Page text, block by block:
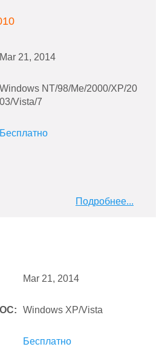
Mar 21, 2014
Windows NT/98/Me/2000/XP/20
03/Vista/7
Бесплатно
Подробнее...
Mar 21, 2014
Windows XP/Vista
Бесплатно